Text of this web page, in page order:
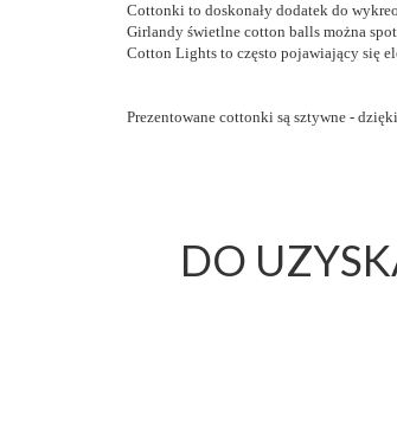
Cottonki to doskonały dodatek do
Girlandy świetlne cotton balls można
Cotton Lights to często pojawiający się
Prezentowane cottonki są sztywne -
DO